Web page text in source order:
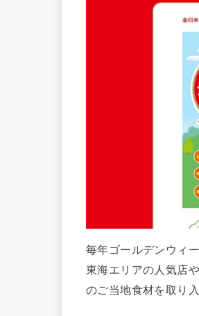
毎年ゴールデンウィ
東海エリアの人気店
のご当地食材を取り